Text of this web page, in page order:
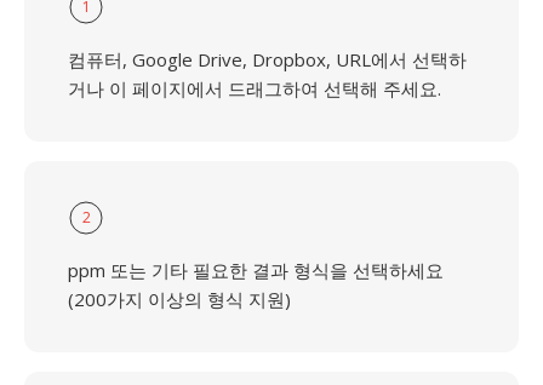
1
컴퓨터, Google Drive, Dropbox, URL에서 선택하
거나 이 페이지에서 드래그하여 선택해 주세요.
2
ppm 또는 기타 필요한 결과 형식을 선택하세요
(200가지 이상의 형식 지원)